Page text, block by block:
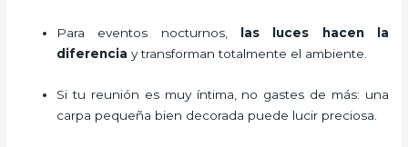
Para eventos nocturnos,
las luces hacen la
diferencia y transforman totalmente el ambiente.
Si tu reunión es muy íntima, no gastes de más: una
carpa pequeña bien decorada puede lucir preciosa.